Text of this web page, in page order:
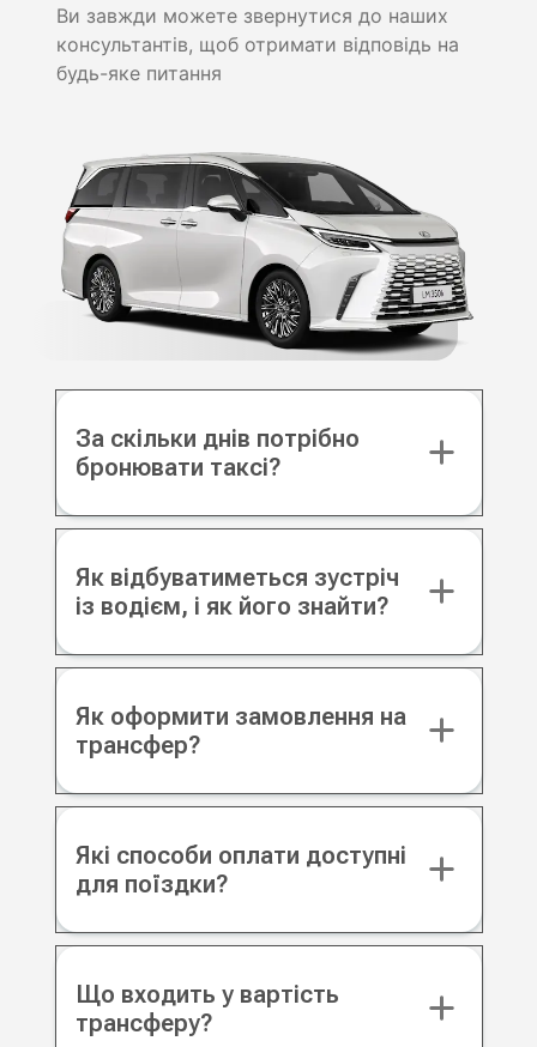
Ви завжди можете звернутися до наших
консультантів, щоб отримати відповідь на
будь-яке питання
За скільки днів потрібно
бронювати таксі?
Як відбуватиметься зустріч
із водієм, і як його знайти?
Як оформити замовлення на
трансфер?
Які способи оплати доступні
для поїздки?
Що входить у вартість
трансферу?